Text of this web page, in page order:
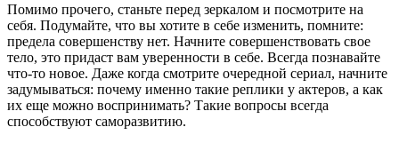
Помимо прочего, станьте перед зеркалом и посмотрите на
себя. Подумайте, что вы хотите в себе изменить, помните:
предела совершенству нет. Начните совершенствовать свое
тело, это придаст вам уверенности в себе. Всегда познавайте
что-то новое. Даже когда смотрите очередной сериал, начните
задумываться: почему именно такие реплики у актеров, а как
их еще можно воспринимать? Такие вопросы всегда
способствуют саморазвитию.